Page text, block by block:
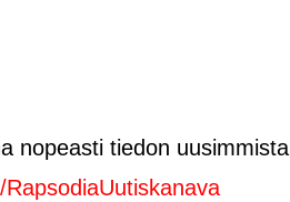
nopeasti tiedon uusimmista